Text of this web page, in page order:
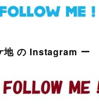
地 の Instagram ー